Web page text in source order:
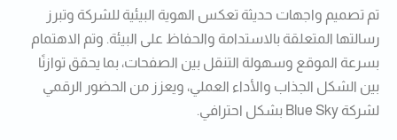
تم تصميم واجهات حديثة تعكس الهوية البيئية للشركة وتبرز
رسالتها المتعلقة بالاستدامة والحفاظ على البيئة. وتم الاهتمام
بسرعة الموقع وسهولة التنقل بين الصفحات، بما يحقق توازنًا
بين الشكل الجذاب والأداء العملي، ويعزز من الحضور الرقمي
لشركة Blue Sky بشكل احترافي.